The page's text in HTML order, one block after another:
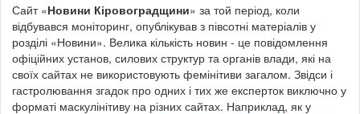
Сайт «Новини Кіровоградщини» за той період, коли
відбувався моніторинг, опублікував з півсотні матеріалів у
розділі «Новини». Велика кількість новин - це повідомлення
офіційних установ, силових структур та органів влади, які на
своїх сайтах не використовують фемінітиви загалом. Звідси і
гастролювання згадок про одних і тих же експерток виключно у
форматі маскулінітиву на різних сайтах. Наприклад, як у